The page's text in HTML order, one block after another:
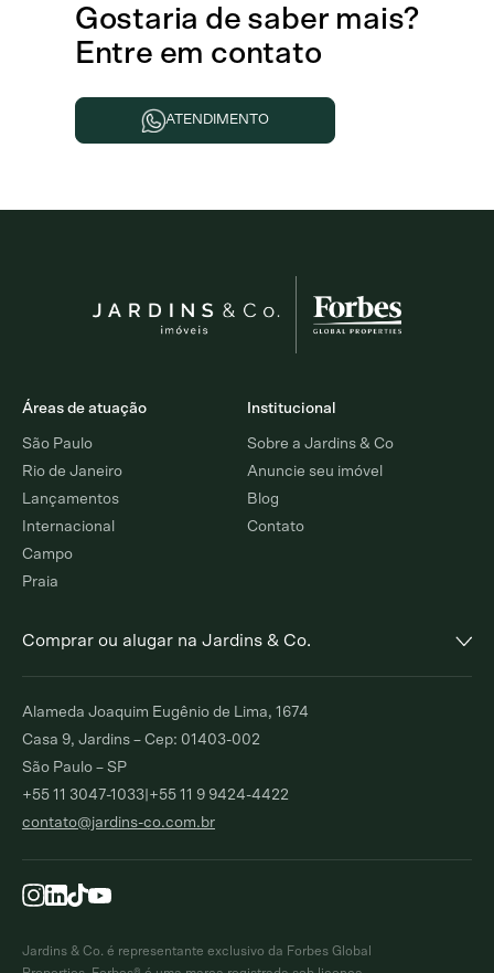
Gostaria de saber mais?
Entre em contato
ATENDIMENTO
Áreas de atuação
São Paulo
Rio de Janeiro
Lançamentos
Internacional
Campo
Praia
Institucional
Sobre a Jardins & Co
Anuncie seu imóvel
Blog
Contato
Comprar ou alugar na Jardins & Co.
Alto de Pinheiros
Comprar Alugar
Jardim Europa
Moema Índios
ComprarAlugar Comprar
ComprarAlugar Comprar
Moema Pássaros
Alameda Joaquim Eugênio de Lima, 1674
Casa 9, Jardins – Cep: 01403-002
São Paulo – SP
+55 11 3047-1033 +55 11 9 9424-4422
contato@jardins-co.com.br
Jardins & Co. é representante exclusivo da Forbes Global